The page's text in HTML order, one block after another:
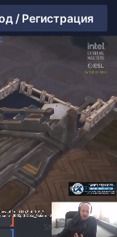
/ Регистрация